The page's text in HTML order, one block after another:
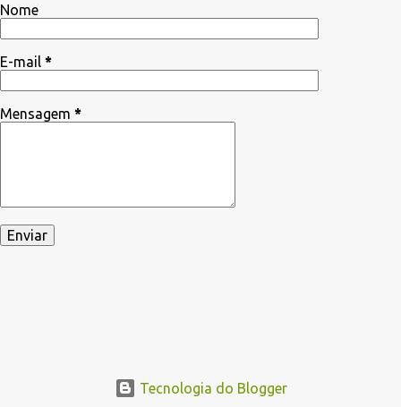
Nome
E-mail *
Mensagem *
Tecnologia do Blogger